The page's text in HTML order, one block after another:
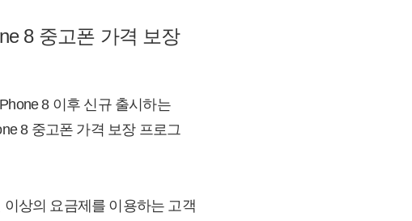
8 중고폰 가격 보장
8 이후 신규 출시하는
8 중고폰 가격 보장 프로그
상의 요금제를 이용하는 고객